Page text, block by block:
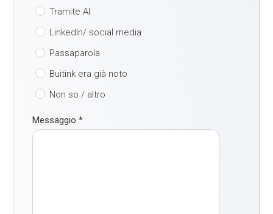
Tramite AI
LinkedIn/ social media
Passaparola
Buitink era già noto
Non so / altro
Messaggio*